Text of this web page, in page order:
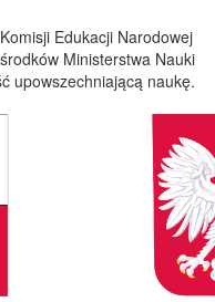
Edukacji Narodowej
Ministerstwa Nauki
upowszechniającą naukę.